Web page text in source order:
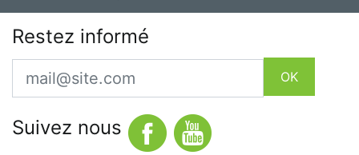
Restez informé
Email
OK
Suivez nous